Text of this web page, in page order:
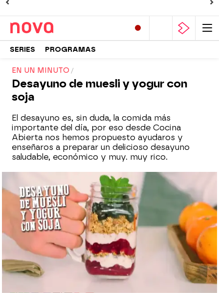
SERIES PROGRAMAS
EN UN MINUTO
Desayuno de muesli y yogur con
soja
El desayuno es, sin duda, la comida más
importante del día, por eso desde Cocina
Abierta nos hemos propuesto ayudaros y
enseñaros a preparar un delicioso desayuno
saludable, económico y muy. muy rico.
Nova
Madrid
Publicado: 16 de febrero de 2018, 16:47